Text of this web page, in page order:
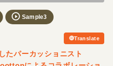
Sample3
Translate
たパーカッショニスト